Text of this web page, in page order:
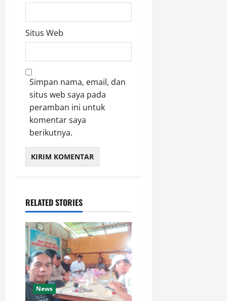
Situs Web
Simpan nama, email, dan
situs web saya pada
peramban ini untuk
komentar saya
berikutnya.
RELATED STORIES
News